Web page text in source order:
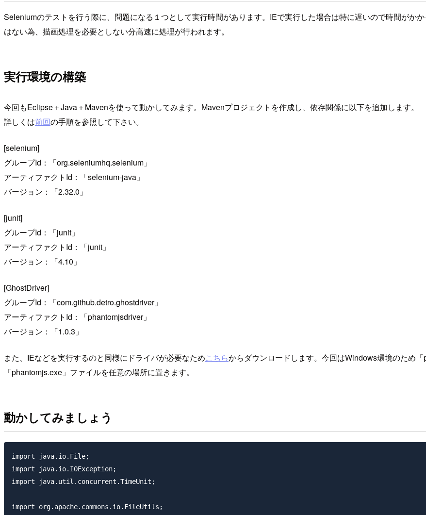
Seleniumのテストを行う際に、問題になる１つとして実行時間があります。IEで実行した場合は特に遅いので時間がか
はない為、描画処理を必要としない分高速に処理が行われます。
実行環境の構築
今回もEclipse＋Java＋Mavenを使って動かしてみます。Mavenプロジェクトを作成し、依存関係に以下を追加します。
詳しくは前回の手順を参照して下さい。
[selenium]
グループId：「org.seleniumhq.selenium」
アーティファクトId：「selenium-java」
バージョン：「2.32.0」
[junit]
グループId：「junit」
アーティファクトId：「junit」
バージョン：「4.10」
[GhostDriver]
グループId：「com.github.detro.ghostdriver」
アーティファクトId：「phantomjsdriver」
バージョン：「1.0.3」
また、IEなどを実行するのと同様にドライバが必要なためこちらからダウンロードします。今回はWindows環境のため
「phantomjs.exe」ファイルを任意の場所に置きます。
動かしてみましょう
import java.io.File;
import java.io.IOException;
import java.util.concurrent.TimeUnit;
import org.apache.commons.io.FileUtils;